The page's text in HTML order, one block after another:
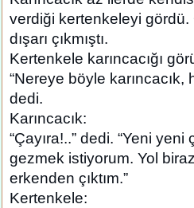
verdiği kertenkeleyi
dışarı çıkmıştı.
Kertenkele karıncacığı
“Nereye böyle karıncacık,
dedi.
Karıncacık:
“Çayıra!..” dedi. “Yeni
gezmek istiyorum. Yol
erkenden çıktım.”
Kertenkele: